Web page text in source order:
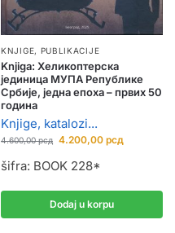
KNJIGE, PUBLIKACIJE
Knjiga: Хеликоптерска
јединица МУПА Републике
Србије, једна епоха – првих 50
година
Knjige, katalozi...
4.600,00рсд 4.200,00 рсд
šifra: BOOK 228*
Dodaj u korpu